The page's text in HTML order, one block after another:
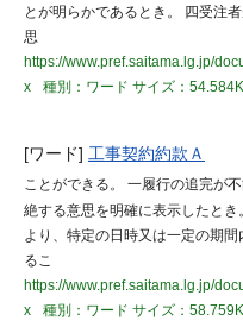
とが明らかであるとき。 四受注
思
https://www.pref.saitama.lg.jp/
x
種別：ワード サイズ：
[ワード] 工事契約約款Ａ
ことができる。 一履行の追完が
絶する意思を明確に表示したとき
より、特定の日時又は一定の期
るこ
https://www.pref.saitama.lg.jp/
x
種別：ワード サイズ：